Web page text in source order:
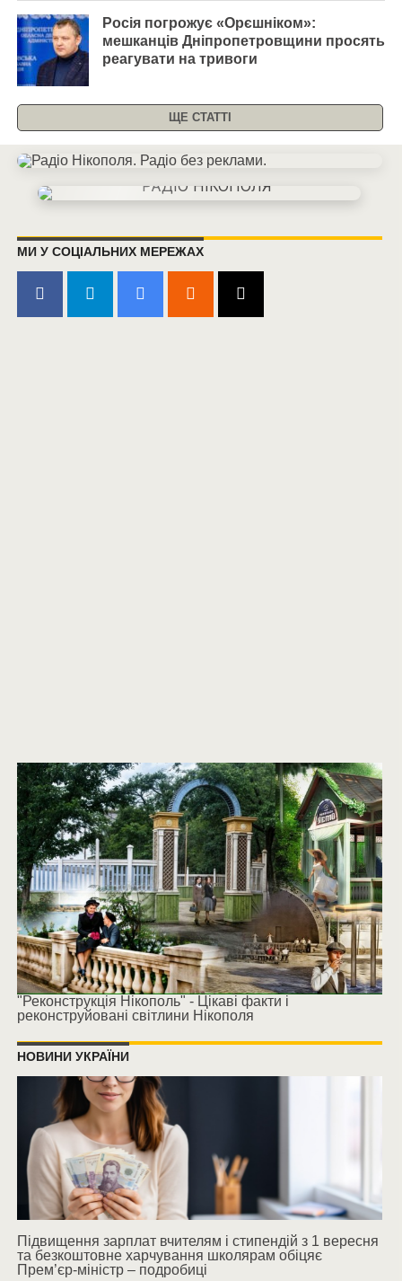
Росія погрожує «Орєшніком»:
мешканців Дніпропетровщини просять
реагувати на тривоги
ЩЕ СТАТТІ
МИ У СОЦІАЛЬНИХ МЕРЕЖАХ
"Реконструкція Нікополь" - Цікаві факти і
реконструйовані світлини Нікополя
НОВИНИ УКРАЇНИ
Підвищення зарплат вчителям і стипендій з 1 вересня
та безкоштовне харчування школярам обіцяє
Прем’єр-міністр – подробиці